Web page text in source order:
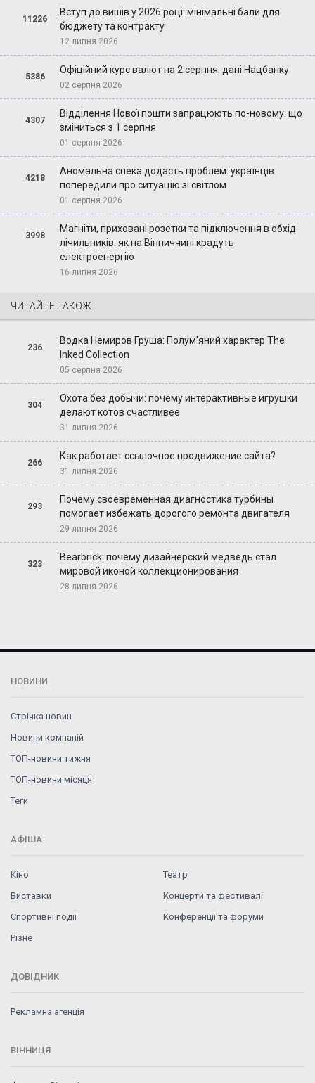
11226
Вступ до вишів у 2026 році: мінімальні бали для
бюджету та контракту
12 липня 2026
5386
Офіційний курс валют на 2 серпня: дані Нацбанку
02 серпня 2026
4307
Відділення Нової пошти запрацюють по-новому: що
зміниться з 1 серпня
01 серпня 2026
4218
Аномальна спека додасть проблем: українців
попередили про ситуацію зі світлом
01 серпня 2026
3998
Магніти, приховані розетки та підключення в обхід
лічильників: як на Вінниччині крадуть
електроенергію
16 липня 2026
ЧИТАЙТЕ ТАКОЖ
236
Водка Немиров Груша: Полум'яний характер The
Inked Collection
05 серпня 2026
304
Охота без добычи: почему интерактивные игрушки
делают котов счастливее
31 липня 2026
266
Как работает ссылочное продвижение сайта?
31 липня 2026
293
Почему своевременная диагностика турбины
помогает избежать дорогого ремонта двигателя
29 липня 2026
323
Bearbrick: почему дизайнерский медведь стал
мировой иконой коллекционирования
28 липня 2026
НОВИНИ
Стрічка новин
Новини компаній
ТОП-новини тижня
ТОП-новини місяця
Теги
АФІША
Кіно
Театр
Виставки
Концерти та фестивалі
Спортивні події
Конференції та форуми
Різне
ДОВІДНИК
Рекламна агенція
ВІННИЦЯ